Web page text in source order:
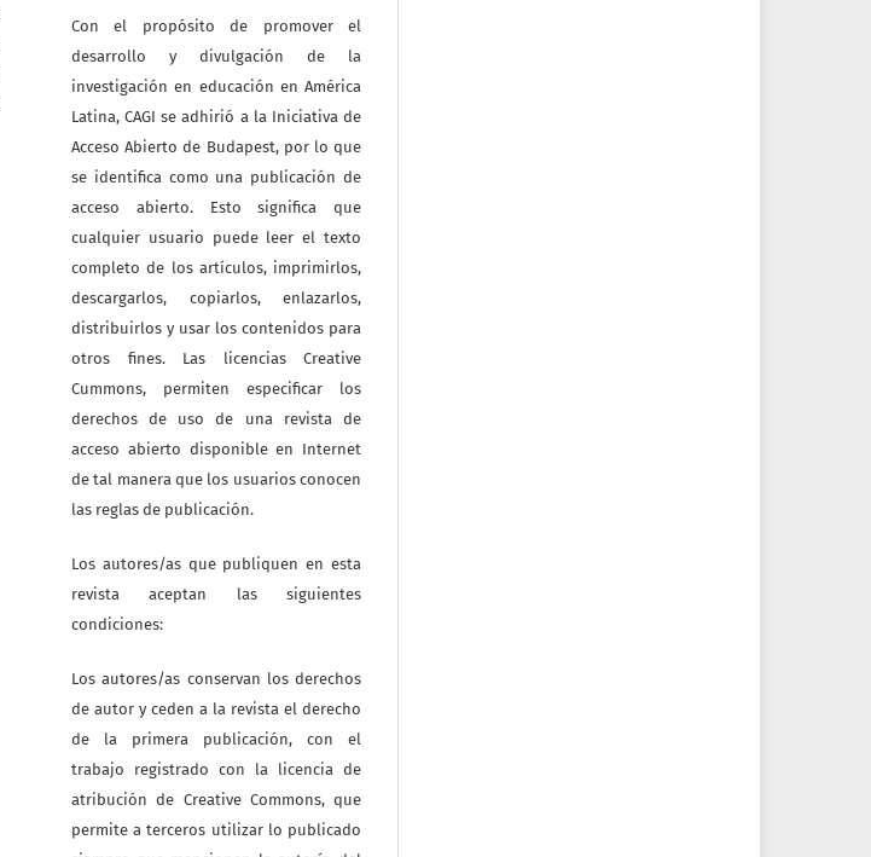
Con el propósito de promover el
desarrollo y divulgación de la
investigación en educación en América
Latina, CAGI se adhirió a la Iniciativa de
Acceso Abierto de Budapest, por lo que
se identifica como una publicación de
acceso abierto. Esto significa que
cualquier usuario puede leer el texto
completo de los artículos, imprimirlos,
descargarlos, copiarlos, enlazarlos,
distribuirlos y usar los contenidos para
otros fines. Las licencias Creative
Cummons, permiten especificar los
derechos de uso de una revista de
acceso abierto disponible en Internet
de tal manera que los usuarios conocen
las reglas de publicación.
Los autores/as que publiquen en esta
revista aceptan las siguientes
condiciones:
Los autores/as conservan los derechos
de autor y ceden a la revista el derecho
de la primera publicación, con el
trabajo registrado con la licencia de
atribución de Creative Commons, que
permite a terceros utilizar lo publicado